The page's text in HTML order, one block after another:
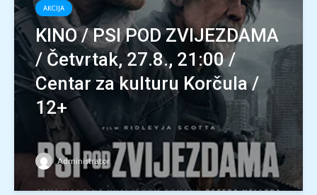
AKCIJA
KINO / PSI POD ZVIJEZDAMA
/ Četvrtak, 27.8., 21:00 /
Centar za kulturu Korčula /
12+
Administrator